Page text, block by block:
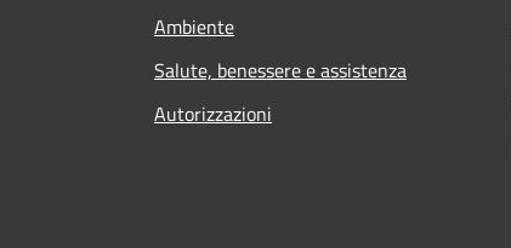
Ambiente
Salute, benessere e assistenza
Autorizzazioni